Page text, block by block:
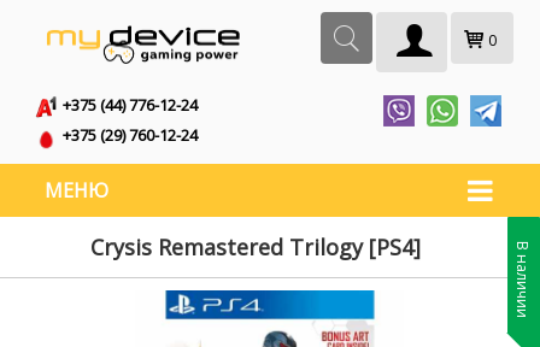
0
+375 (44) 776-12-24
+375 (29) 760-12-24
МЕНЮ
Crysis Remastered Trilogy [PS4] В наличии